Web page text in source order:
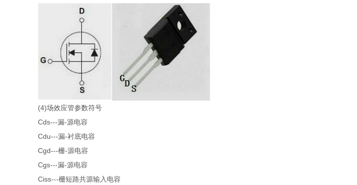
(4)场效应管参数符号
Cds---漏-源电容
Cdu---漏-衬底电容
Cgd---栅-源电容
Cgs---漏-源电容
Ciss---栅短路共源输入电容